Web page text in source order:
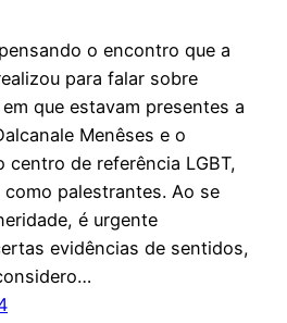
o encontro que a
para falar sobre
que estavam presentes a
Menêses e o
de referência LGBT,
como palestrantes. Ao se
é urgente
evidências de sentidos,